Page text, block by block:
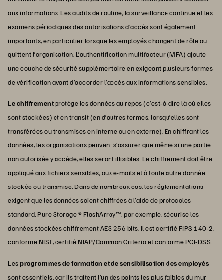
aux informations. Les audits de routine, la surveillance continue et les
examens périodiques des autorisations d’accès sont également
importants, en particulier lorsque les employés changent de rôle ou
quittent l’organisation. L’authentification multifacteur (MFA) ajoute
une couche de sécurité supplémentaire en exigeant plusieurs formes
de vérification avant d’accorder l’accès aux informations sensibles.
Le chiffrementprotège les données au repos (c’est-à-dire là où elles
sont stockées) et en transit (en d’autres termes, lorsqu’elles sont
transférées ou transmises en interne ou en externe). En chiffrant les
données, les organisations peuvent s’assurer que même si une partie
non autorisée y accède, elles seront illisibles. Le chiffrement doit être
appliqué aux fichiers sensibles, aux e-mails et à toute autre donnée
stockée ou transmise. Dans de nombreux cas, les réglementations
exigent que les données soient chiffrées à l’aide de protocoles
standard. Pure Storage ® FlashArray™, par exemple, sécurise les
données stockées chiffrement AES 256 bits. Il est certifié FIPS 140-2,
conforme NIST, certifié NIAP/Common Criteria et conforme PCI-DSS.
Lesprogrammes de formation et de sensibilisation des employés
sont essentiels, car ils traitent l’un des points les plus faibles du mur